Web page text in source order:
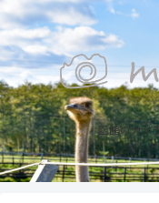
函館のカメ